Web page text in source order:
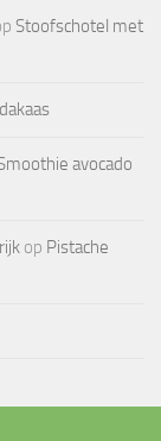
Stoofschotel met
avocado
op Pistache